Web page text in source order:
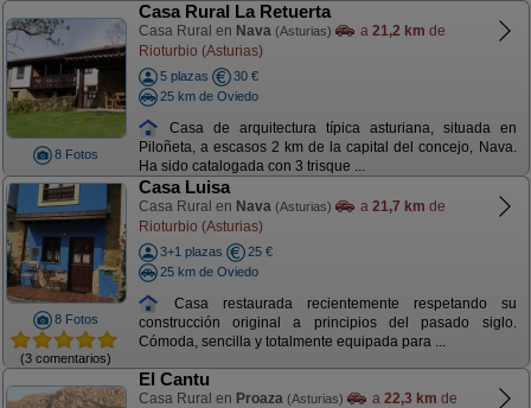
8 Fotos
Casa Rural La Retuerta
Casa Rural en Nava (Asturias) a 21,2 km de
Rioturbio (Asturias)
5 plazas
30 €
25 km de Oviedo
Casa de arquitectura típica asturiana, situada en
Piloñeta, a escasos 2 km de la capital del concejo, Nava.
Ha sido catalogada con 3 trisque ...
8 Fotos
(3 comentarios)
Casa Luisa
Casa Rural en Nava (Asturias) a 21,7 km de
Rioturbio (Asturias)
3+1 plazas
25 €
25 km de Oviedo
Casa restaurada recientemente respetando su
construcción original a principios del pasado siglo.
Cómoda, sencilla y totalmente equipada para ...
El Cantu
Casa Rural en Proaza (Asturias) a 22,3 km de